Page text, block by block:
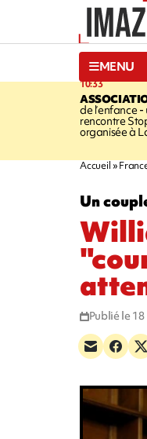
MENU
10:33
de l’enfance
rencontre
organisée à
Accueil
Un
Publié le